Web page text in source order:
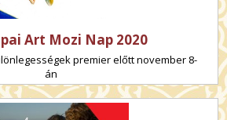
Art Mozi Nap 2020
premier előtt november 8-
án